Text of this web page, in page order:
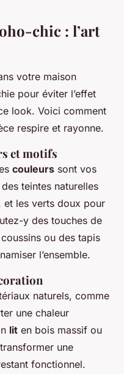
chic : l’art
votre maison
pour éviter l’effet
look. Voici comment
respire et rayonne.
et motifs
couleurs sont vos
teintes naturelles
les verts doux pour
y des touches de
ou des tapis
l’ensemble.
naturels, comme
une chaleur
lit en bois massif ou
une
fonctionnel.